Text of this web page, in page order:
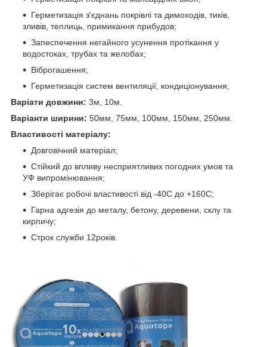
Герметизація з'єднань покрівлі та димоходів, тиків,
зливів, теплиць, примикання прибудов;
Запеспечення негайного усунення протікання у
водостоках, трубах та желобах;
Віброгашення;
Герметизація систем вентиляції, кондиціонування;
Варіати довжини: 3м, 10м.
Варіанти ширини: 50мм, 75мм, 100мм, 150мм, 250мм.
Властивості матеріалу:
Довговічний матеріал;
Стійкий до впливу несприятливих погодних умов та
УФ випромінювання;
Зберігає робочі властивості від -40С до +160С;
Гарна адгезія до металу, бетону, деревени, склу та
кирпичу;
Строк служби 12років.